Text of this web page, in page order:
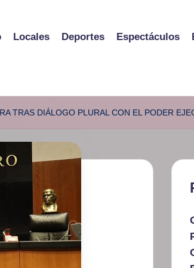
Locales Deportes Espectáculos
TRAS DIÁLOGO PLURAL CON EL PODER